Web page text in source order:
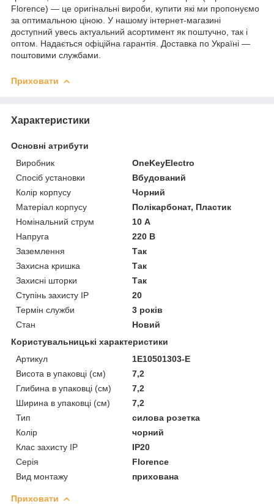
Florence) — це оригінальні вироби, купити які ми пропонуємо
за оптимальною ціною. У нашому інтернет-магазині
доступний увесь актуальний асортимент як поштучно, так і
оптом. Надається офіційна гарантія. Доставка по Україні —
поштовими службами.
Приховати
Характеристики
Основні атрибути
Виробник
OneKeyElectro
Спосіб установки
Вбудований
Колір корпусу
Чорний
Матеріал корпусу
Полікарбонат, Пластик
Номінальний струм
10 А
Напруга
220 В
Заземлення
Так
Захисна кришка
Так
Захисні шторки
Так
Ступінь захисту IP
20
Термін служби
3 років
Стан
Новий
Користувальницькі характеристики
Артикул
1Е10501303-Е
Висота в упаковці (см)
7,2
Глибина в упаковці (см)
7,2
Ширина в упаковці (см)
7,2
Тип
силова розетка
Колір
чорний
Клас захисту IP
IP20
Серія
Florence
Вид монтажу
прихована
Приховати